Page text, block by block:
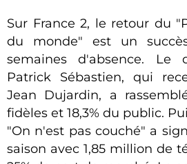
Sur France 2, le retour du
du monde" est un
semaines d'absence. Le
Patrick Sébastien, qui
Jean Dujardin, a
fidèles et 18,3% du public.
"On n'est pas couché" a
saison avec 1,85 million de